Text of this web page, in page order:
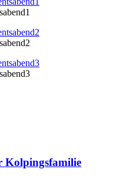
Kolpingsfamilie